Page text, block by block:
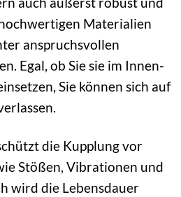
Materialien
anspruchsvollen
Egal, ob Sie sie im Innen-
Sie können sich auf
die Kupplung vor
Stößen, Vibrationen und
wird die Lebensdauer